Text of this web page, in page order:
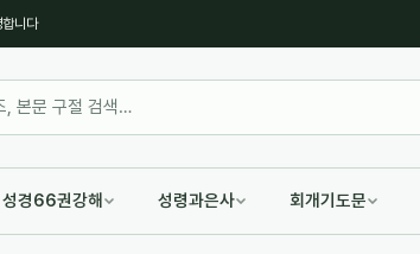
합니다
성경66권강해 성령과은사 회개기도문